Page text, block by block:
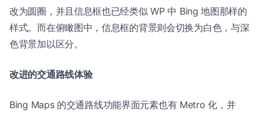
改为圆圈，并且信息框也已经类似 WP 中 Bing 地图那样的
样式。而在俯瞰图中，信息框的背景则会切换为白色，与深
色背景加以区分。
改进的交通路线体验
Bing Maps 的交通路线功能界面元素也有 Metro 化，并